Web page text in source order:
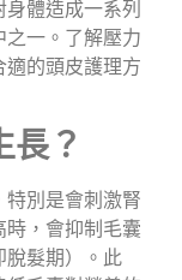
體造成一系列
一。了解壓力
的頭皮護理方
長？
別是會刺激腎
時，會抑制毛囊
脫髮期）。此